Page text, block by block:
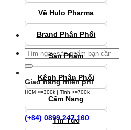
Tìm
kiếm:
Giao hàng miễn phí
HCM >=300k | Tỉnh >=700k
(+84) 0899 247 160
Về Hulo Pharma
Brand Phân Phối
Sản Phẩm
Kênh Phân Phối
Cẩm Nang
Tin Tức